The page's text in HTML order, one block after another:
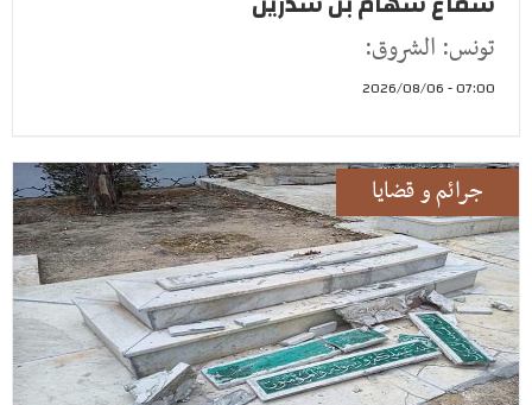
تونس: الشروق:
07:00 - 2026/08/06
جرائم و قضايا